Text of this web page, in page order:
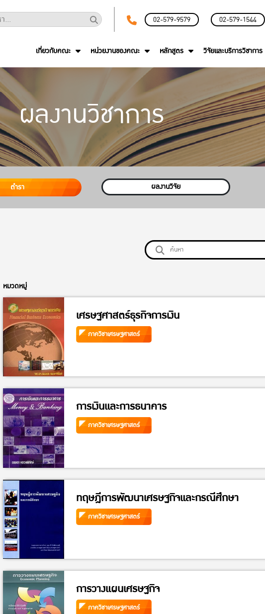
02-579-9579 02-579-1544
เกี่ยวกับคณะ หน่วยงานของคณะ หลักสูตร วิจัยและบริการวิชาการ
ผลงานวิชาการ
ตำรา ผลงานวิจัย
หมวดหมู่
เศรษฐศาสตร์ธุรกิจการเงิน
ภาควิชาเศรษฐศาสตร์
การเงินและการธนาคาร
ภาควิชาเศรษฐศาสตร์
ทฤษฎีการพัฒนาเศรษฐกิจและกรณีศึกษา
ภาควิชาเศรษฐศาสตร์
การวางแผนเศรษฐกิจ
ภาควิชาเศรษฐศาสตร์